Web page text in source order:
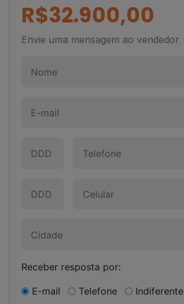
R$32.900,00
Envie uma mensagem ao vendedor
Receber resposta por:
E-mail Telefone Indiferente